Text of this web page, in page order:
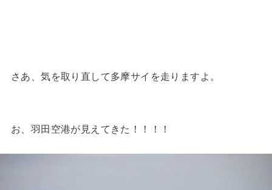
さあ、気を取り直して多摩サイを走りますよ。
お、羽田空港が見えてきた！！！！